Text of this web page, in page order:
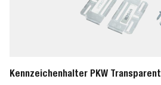
Kennzeichenhalter PKW Transparent